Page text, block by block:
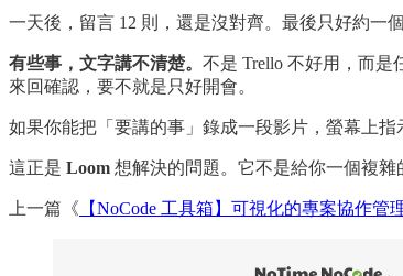
一天後，留言 12 則，還是沒對齊。最後只好約一
有些事，文字講不清楚。 不是 Trello 不好用，而
來回確認，要不就是只好開會。
如果你能把「要講的事」錄成一段影片，螢幕上
這正是 Loom 想解決的問題。它不是給你一個複雜
上一篇《 【NoCode 工具箱】可視化的專案協作管